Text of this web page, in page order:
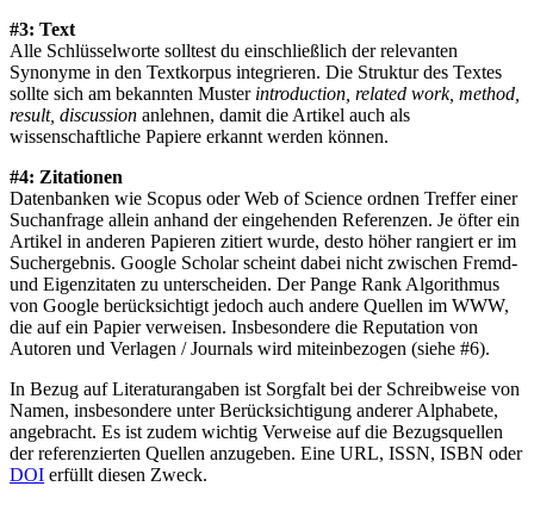
#3: Text
Alle Schlüsselworte solltest du einschließlich der relevanten
Synonyme in den Textkorpus integrieren. Die Struktur des Textes
sollte sich am bekannten Muster introduction, related work, method,
result, discussion anlehnen, damit die Artikel auch als
wissenschaftliche Papiere erkannt werden können.
#4: Zitationen
Datenbanken wie Scopus oder Web of Science ordnen Treffer einer
Suchanfrage allein anhand der eingehenden Referenzen. Je öfter ein
Artikel in anderen Papieren zitiert wurde, desto höher rangiert er im
Suchergebnis. Google Scholar scheint dabei nicht zwischen Fremd-
und Eigenzitaten zu unterscheiden. Der Pange Rank Algorithmus
von Google berücksichtigt jedoch auch andere Quellen im WWW,
die auf ein Papier verweisen. Insbesondere die Reputation von
Autoren und Verlagen / Journals wird miteinbezogen (siehe #6).
In Bezug auf Literaturangaben ist Sorgfalt bei der Schreibweise von
Namen, insbesondere unter Berücksichtigung anderer Alphabete,
angebracht. Es ist zudem wichtig Verweise auf die Bezugsquellen
der referenzierten Quellen anzugeben. Eine URL, ISSN, ISBN oder
DOI erfüllt diesen Zweck.